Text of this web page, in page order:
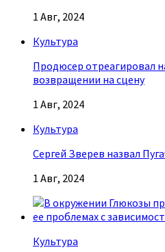
1 Авг, 2024
Культура
Продюсер отреагировал
возвращении на сцену
1 Авг, 2024
Культура
Сергей Зверев назвал
1 Авг, 2024
Культура